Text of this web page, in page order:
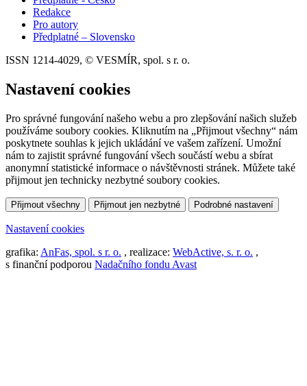
Redakce
Pro autory
Předplatné – Slovensko
ISSN 1214-4029, © VESMÍR, spol. s r. o.
Nastavení cookies
Pro správné fungování našeho webu a pro zlepšování našich služeb
používáme soubory cookies. Kliknutím na „Přijmout všechny“ nám
poskytnete souhlas k jejich ukládání ve vašem zařízení. Umožní
nám to zajistit správné fungování všech součástí webu a sbírat
anonymní statistické informace o návštěvnosti stránek. Můžete také
přijmout jen technicky nezbytné soubory cookies.
Přijmout všechny Přijmout jen nezbytné Podrobné nastavení
Nastavení cookies
grafika: AnFas, spol. s r. o. , realizace: WebActive, s. r. o. ,
s finanční podporou Nadačního fondu Avast